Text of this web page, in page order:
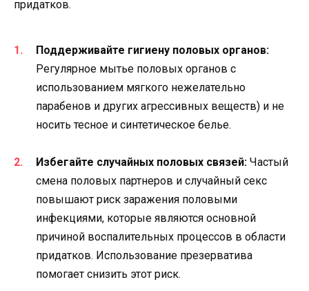
придатков.
Поддерживайте гигиену половых органов:
Регулярное мытье половых органов с
использованием мягкого нежелательно
парабенов и других агрессивных веществ) и не
носить тесное и синтетическое белье.
Избегайте случайных половых связей: Частый
смена половых партнеров и случайный секс
повышают риск заражения половыми
инфекциями, которые являются основной
причиной воспалительных процессов в области
придатков. Использование презерватива
помогает снизить этот риск.